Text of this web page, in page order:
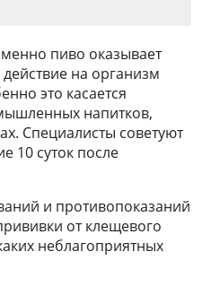
пиво оказывает
на организм
это касается
напитков,
Специалисты советуют
10 суток после
и противопоказаний
от клещевого
неблагоприятных